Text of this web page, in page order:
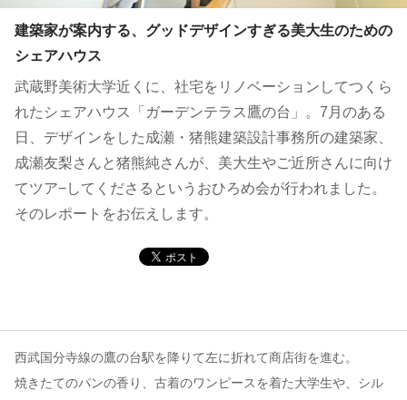
建築家が案内する、グッドデザインすぎる美大生のための
シェアハウス
武蔵野美術大学近くに、社宅をリノベーションしてつくら
れたシェアハウス「ガーデンテラス鷹の台」。7月のある
日、デザインをした成瀬・猪熊建築設計事務所の建築家、
成瀬友梨さんと猪熊純さんが、美大生やご近所さんに向け
てツア−してくださるというおひろめ会が行われました。
そのレポートをお伝えします。
西武国分寺線の鷹の台駅を降りて左に折れて商店街を進む。
焼きたてのパンの香り、古着のワンピースを着た大学生や、シル